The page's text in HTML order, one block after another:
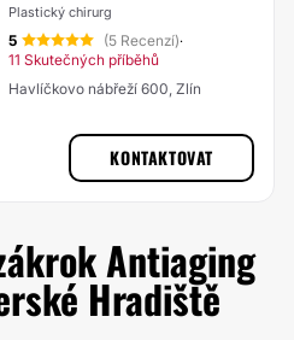
Plastický chirurg
5 (5 Recenzí)·
11 Skutečných příběhů
Havlíčkovo nábřeží 600, Zlín
KONTAKTOVAT
Antiaging
Hradiště